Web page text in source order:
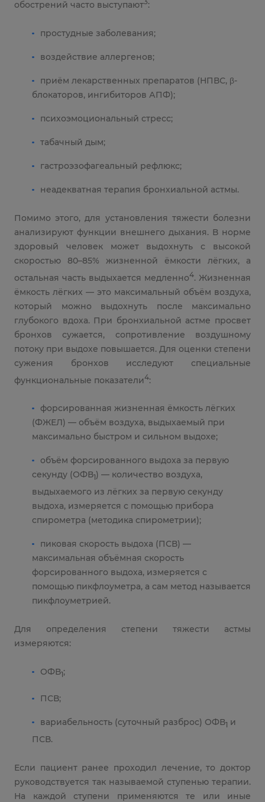
обострений часто выступают3:
простудные заболевания;
воздействие аллергенов;
приём лекарственных препаратов (НПВС, β-
блокаторов, ингибиторов АПФ);
психоэмоциональный стресс;
табачный дым;
гастроэзофагеальный рефлюкс;
неадекватная терапия бронхиальной астмы.
Помимо этого, для установления тяжести болезни
анализируют функции внешнего дыхания. В норме
здоровый человек может выдохнуть с высокой
скоростью 80–85% жизненной ёмкости лёгких, а
остальная часть выдыхается медленно4. Жизненная
ёмкость лёгких — это максимальный объём воздуха,
который можно выдохнуть после максимально
глубокого вдоха. При бронхиальной астме просвет
бронхов сужается, сопротивление воздушному
потоку при выдохе повышается. Для оценки степени
сужения бронхов исследуют специальные
функциональные показатели4:
форсированная жизненная ёмкость лёгких
(ФЖЕЛ) — объём воздуха, выдыхаемый при
максимально быстром и сильном выдохе;
объём форсированного выдоха за первую
секунду (ОФВ1 ) — количество воздуха,
выдыхаемого из лёгких за первую секунду
выдоха, измеряется с помощью прибора
спирометра (методика спирометрии);
пиковая скорость выдоха (ПСВ) —
максимальная объёмная скорость
форсированного выдоха, измеряется с
помощью пикфлоуметра, а сам метод называется
пикфлоуметрией.
Для определения степени тяжести астмы
измеряются:
ОФВ1;
ПСВ;
вариабельность (суточный разброс) ОФВ1 и
ПСВ.
Если пациент ранее проходил лечение, то доктор
руководствуется так называемой ступенью терапии.
На каждой ступени применяются те или иные